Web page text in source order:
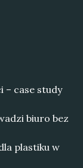
– case study
biuro bez
plastiku w